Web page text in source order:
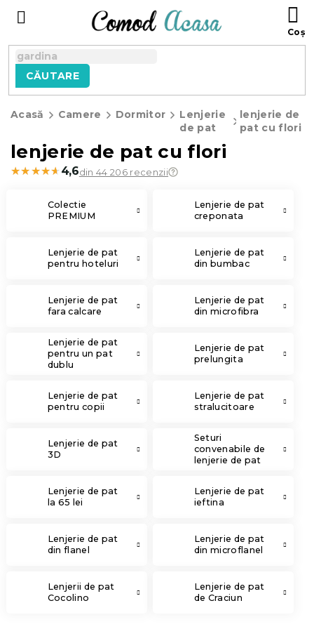
CĂUTARE
Acasă Camere Dormitor
Lenjerie
de pat
lenjerie de
pat cu flori
lenjerie de pat cu flori
★★★★★
★★★★★ 4,6din 44 206 recenzii
Colectie
PREMIUM
Lenjerie de pat
creponata
Lenjerie de pat
pentru hoteluri
Lenjerie de pat
din bumbac
Lenjerie de pat
fara calcare
Lenjerie de pat
din microfibra
Lenjerie de pat
pentru un pat
dublu
Lenjerie de pat
prelungita
Lenjerie de pat
pentru copii
Lenjerie de pat
stralucitoare
Lenjerie de pat
3D
Seturi
convenabile de
lenjerie de pat
Lenjerie de pat
la 65 lei
Lenjerie de pat
ieftina
Lenjerie de pat
din flanel
Lenjerie de pat
din microflanel
Lenjerii de pat
Cocolino
Lenjerie de pat
de Craciun